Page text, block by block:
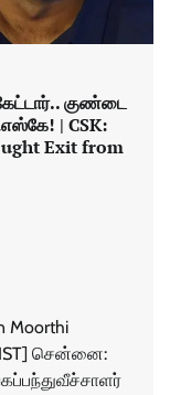
குண்டை
| CSK:
Exit from
Moorthi
[IST] சென்னை: